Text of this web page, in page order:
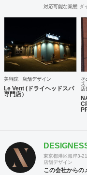
を経験を活かし
だいてまいり
をご提供して
ムですのでフッ
経験豊富です。
論に基づいた店
をはじめとする
ナーのコラボレ
れた空間。集
希望のお客様
が可能でござ
対応可能な業態 ダ
美容院 店舗デザイン
Le Vent (ドライヘッドスパ
専門店）
そ
ス
店
東京都港区海岸3-
店舗デザイン
この会社からの